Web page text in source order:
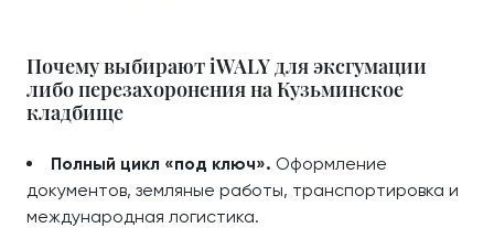
Почему выбирают iWALY для эксгумации
либо перезахоронения на Кузьминское
кладбище
Полный цикл «под ключ». Оформление
документов, земляные работы, транспортировка и
международная логистика.